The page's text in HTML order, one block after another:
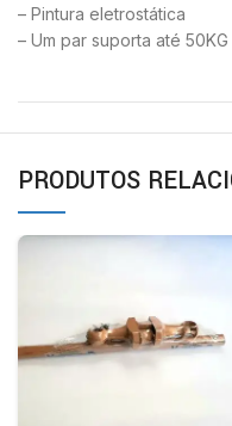
– Pintura eletrostática
– Um par suporta até 50KG
PRODUTOS